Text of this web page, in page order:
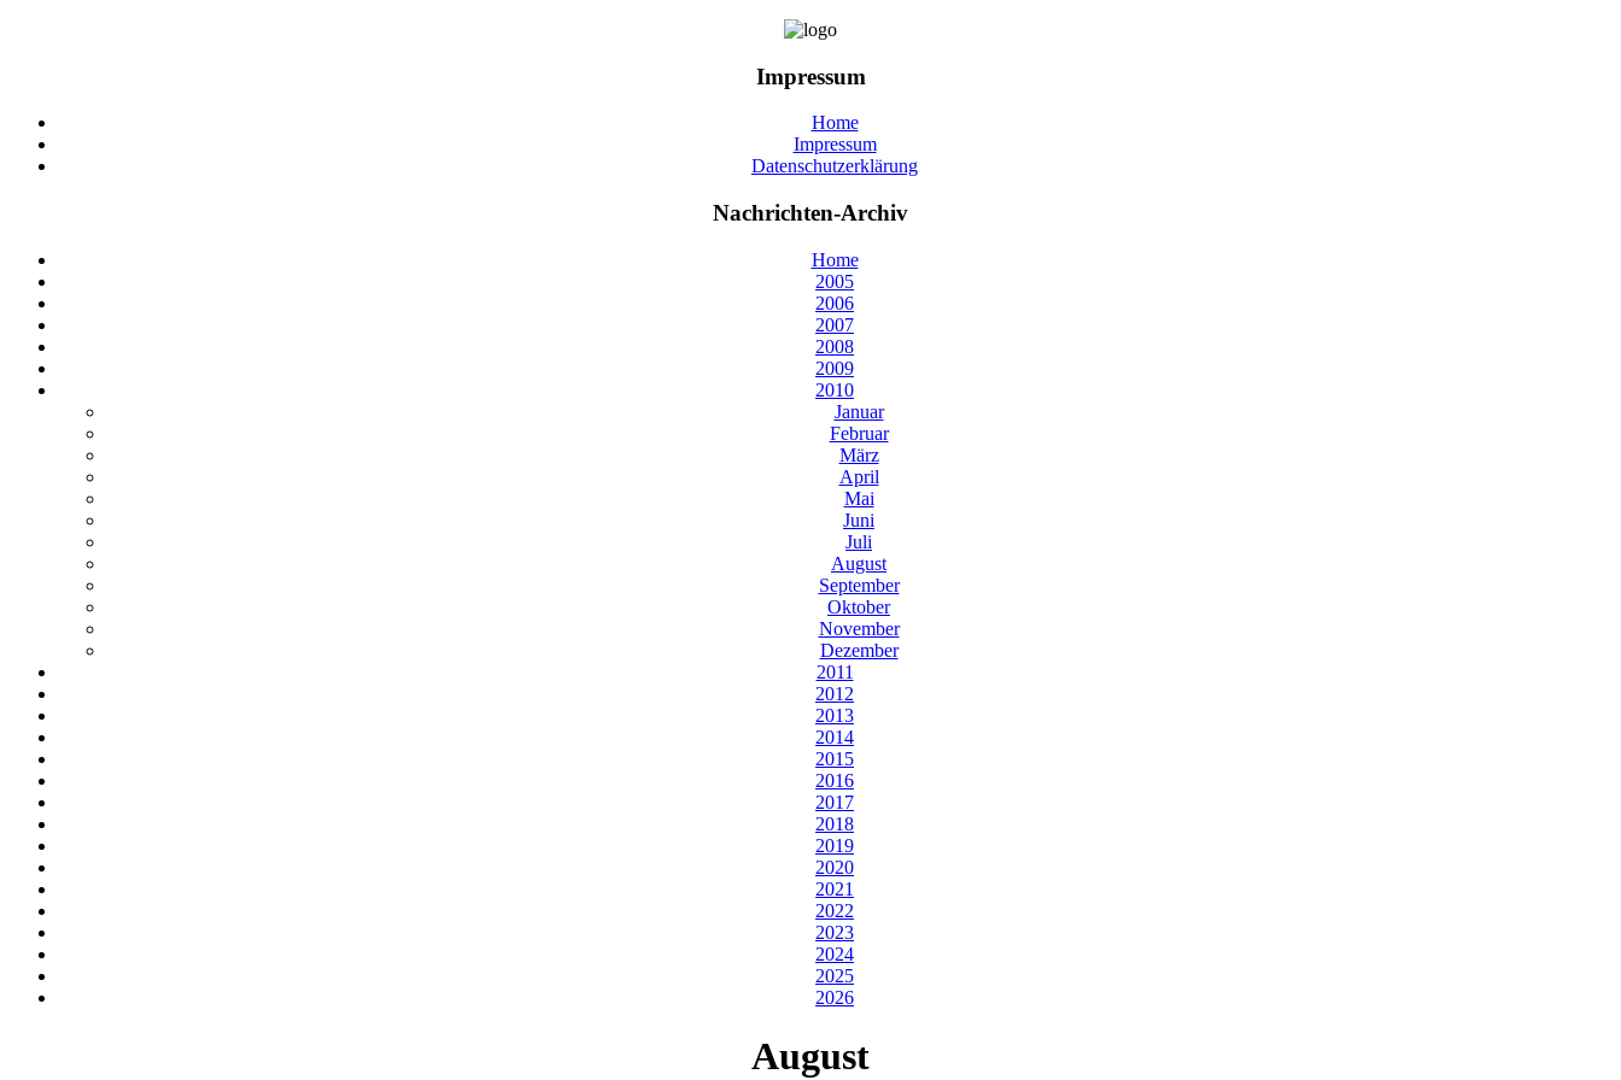
Impressum
Home
Impressum
Datenschutzerklärung
Nachrichten-Archiv
Home
2005
2006
2007
2008
2009
2010
Januar
Februar
März
April
Mai
Juni
Juli
August
September
Oktober
November
Dezember
2011
2012
2013
2014
2015
2016
2017
2018
2019
2020
2021
2022
2023
2024
2025
2026
August